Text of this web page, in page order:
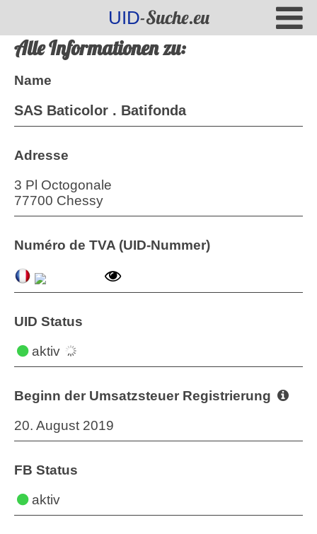
UID-Suche.eu
Alle Informationen zu:
Name
SAS Baticolor . Batifonda
Adresse
3 Pl Octogonale
77700 Chessy
Numéro de TVA (UID-Nummer)
UID Status
aktiv
Beginn der Umsatzsteuer Registrierung
20. August 2019
FB Status
aktiv